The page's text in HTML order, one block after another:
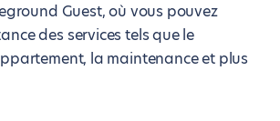
Guest, où vous pouvez
des services tels que le
la maintenance et plus